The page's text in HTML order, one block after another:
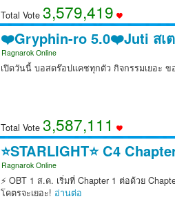
Total Vote 3,579,503
❤️Gryphin-ro 5.0❤️Juti สเต
Ragnarok Online
เปิดวันนี้ บอสดร๊อปแคชทุกตัว กิจกรรมเยอะ ข
Total Vote 3,587,229
⭐STARLIGHT⭐ C4
Ragnarok Online
⚡ OBT 1 ส.ค. เริ่มที่ Chapter 1 ต่อด้วย
โคตรจะเยอะ! อ่านต่อ